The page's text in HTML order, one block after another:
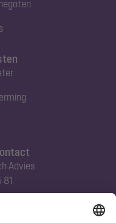
Advies